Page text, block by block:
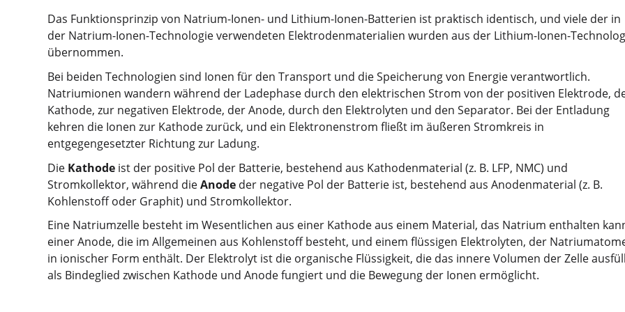
Das Funktionsprinzip von Natrium-Ionen- und Lithium-Ionen-Batterien ist praktisch identisch, und viele der in
der Natrium-Ionen-Technologie verwendeten Elektrodenmaterialien wurden aus der Lithium-Ionen-
übernommen.
Bei beiden Technologien sind Ionen für den Transport und die Speicherung von Energie verantwortlich.
Natriumionen wandern während der Ladephase durch den elektrischen Strom von der positiven Elektrode,
Kathode, zur negativen Elektrode, der Anode, durch den Elektrolyten und den Separator. Bei der Entladung
kehren die Ionen zur Kathode zurück, und ein Elektronenstrom fließt im äußeren Stromkreis in
entgegengesetzter Richtung zur Ladung.
Die Kathode ist der positive Pol der Batterie, bestehend aus Kathodenmaterial (z. B. LFP, NMC) und
Stromkollektor, während dieAnode der negative Pol der Batterie ist, bestehend aus Anodenmaterial (z. B.
Kohlenstoff oder Graphit) und Stromkollektor.
Eine Natriumzelle besteht im Wesentlichen aus einer Kathode aus einem Material, das Natrium enthalten
einer Anode, die im Allgemeinen aus Kohlenstoff besteht, und einem flüssigen Elektrolyten, der
in ionischer Form enthält. Der Elektrolyt ist die organische Flüssigkeit, die das innere Volumen der Zelle
als Bindeglied zwischen Kathode und Anode fungiert und die Bewegung der Ionen ermöglicht.